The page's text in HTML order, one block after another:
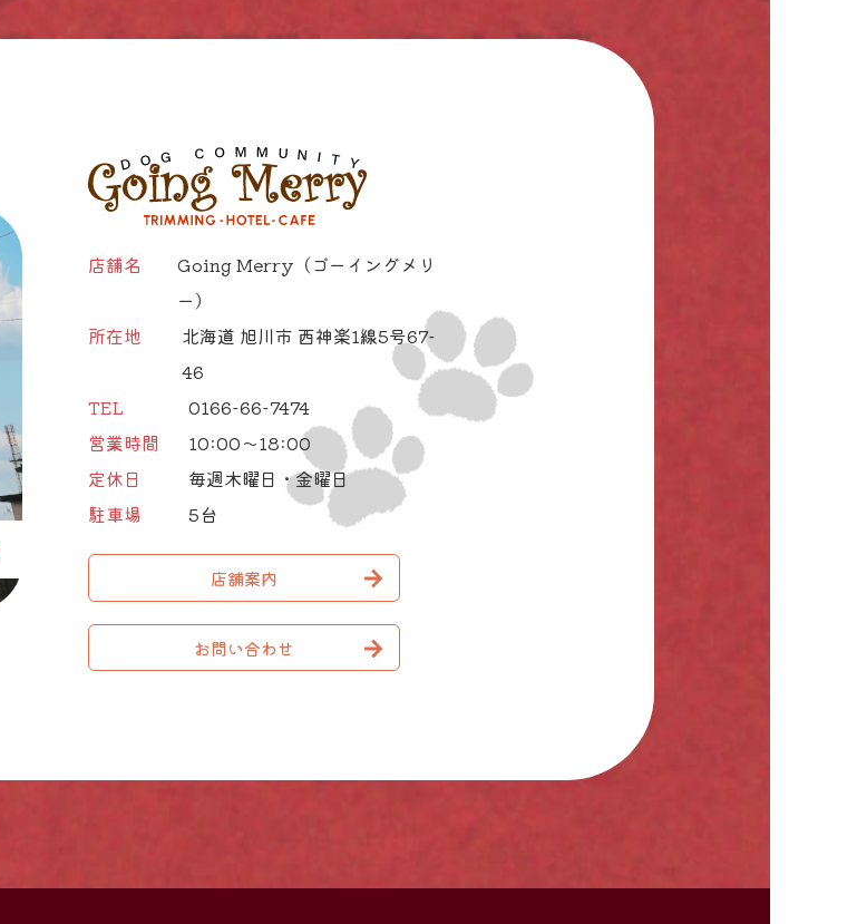
店舗名 Going Merry（ゴーイングメリ
ー）
所在地
北海道 旭川市 西神楽1線5号67-
46
TEL
0166-66-7474
営業時間
10:00～18:00
定休日
毎週木曜日・金曜日
駐車場
5台
店舗案内
お問い合わせ